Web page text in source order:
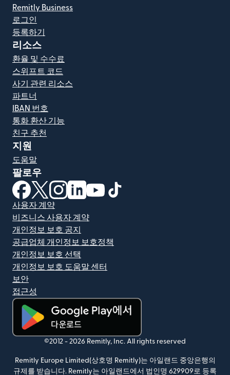
Remitly Business
로그인
등록하기
리소스
환율 및 수수료
스위프트 코드
사기 관련 리소스
파트너
IBAN 번호
통화 환산 기능
친구 추천
지원
도움말
팔로우
(새 창에서 열림)
(새 창에서 열림)
(새 창에서 열림)
(새 창에서 열림)
(새 창에서 열림)
사용자 계약
비즈니스 사용자 계약
개인정보 보호 공지
공급업체 개인정보 보호정책
개인정보 보호 선택
개인정보 보호 도움말 센터
보안
접근성
(새 창에서 열림)
©2012 - 2026 Remitly, Inc. All rights reserved
Remitly Europe Limited(상호명 Remitly)는 아일랜드 중앙은행의
규제를 받습니다. Remitly는 아일랜드에서 법인명 629909로 등록